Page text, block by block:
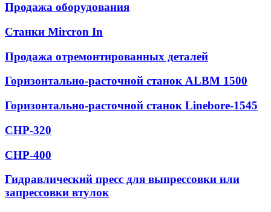
Продажа оборудования
Станки Mircron In
Продажа отремонтированных деталей
Горизонтально-расточной станок ALBM 1500
Горизонтально-расточной станок Linebore-1545
CHP-320
CHP-400
Гидравлический пресс для выпрессовки или
запрессовки втулок